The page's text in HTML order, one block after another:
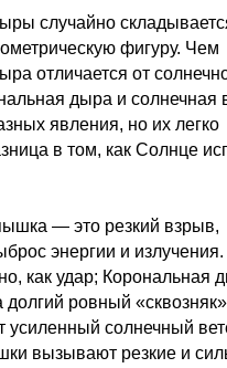
случайно
фигуру. Чем
отличается от
дыра и солнечная
явления, но их легко
в том, как Солнце
— это резкий взрыв,
энергии и
как удар; Корональная
долгий ровный
усиленный солнечный
вызывают резкие и